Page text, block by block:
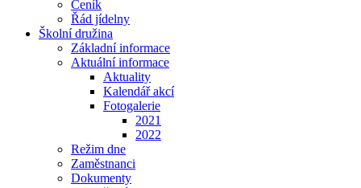
Ceník
Řád jídelny
Školní družina
Základní informace
Aktuální informace
Aktuality
Kalendář akcí
Fotogalerie
2021
2022
Režim dne
Zaměstnanci
Dokumenty